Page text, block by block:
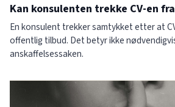
Kan konsulenten trekke CV-en
En konsulent trekker samtykket etter at
offentlig tilbud. Det betyr ikke
anskaffelsessaken.